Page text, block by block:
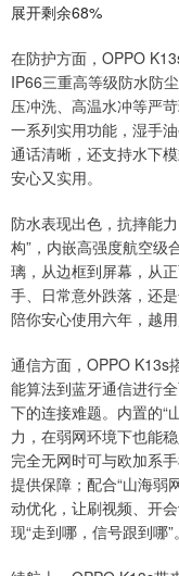
展开剩余68%
在防护方面，OPPO
IP66三重高等级防水防
压冲洗、高温水冲等严
一系列实用功能，湿手
通话清晰，还支持水下
安心又实用。
防水表现出色，抗摔能
构”，内嵌高强度航空级
璃，从边框到屏幕，从
手、日常意外跌落，还
陪你安心使用六年，越用
通信方面，OPPO K13s
能算法到蓝牙通信进行
下的连接难题。内置的“
力，在弱网环境下也能
完全无网时可与欧加系
提供保障；配合“山海弱
动优化，让刷视频、开
现“走到哪，信号跟到哪”。